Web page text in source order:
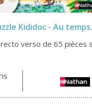
Kididoc - Au
verso de 65 pièces